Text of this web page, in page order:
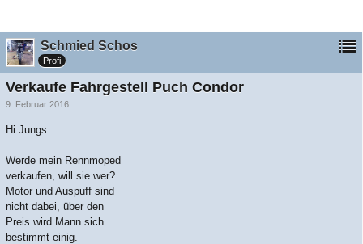
Schmied Schos
Profi
Verkaufe Fahrgestell Puch Condor
9. Februar 2016
Hi Jungs
Werde mein Rennmoped
verkaufen, will sie wer?
Motor und Auspuff sind
nicht dabei, über den
Preis wird Mann sich
bestimmt einig.